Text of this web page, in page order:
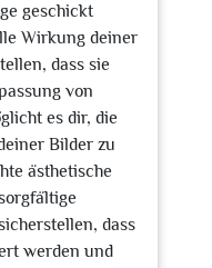
geschickt
Wirkung deiner
dass sie
von
es dir, die
Bilder zu
ästhetische
dass
werden und